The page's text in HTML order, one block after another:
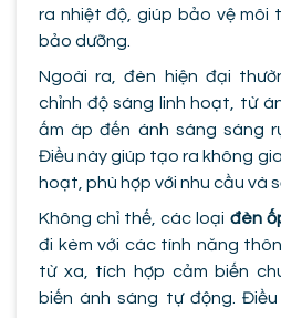
ra nhiệt độ, giúp bảo vệ môi
bảo dưỡng.
Ngoài ra, đèn hiện đại
chỉnh độ sáng linh hoạt, từ
ấm áp đến ánh sáng sáng
Điều này giúp tạo ra không
hoạt, phù hợp với nhu cầu và
Không chỉ thế, các loại đèn
đi kèm với các tính năng
từ xa, tích hợp cảm biến
biến ánh sáng tự động.